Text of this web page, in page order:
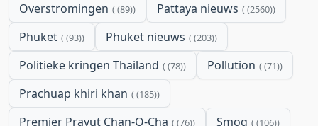
Overstromingen (89) Pattaya nieuws (2560)
Phuket (93) Phuket nieuws (203)
Politieke kringen Thailand (78) Pollution (71)
Prachuap khiri khan (185)
Premier Prayut Chan-O-Cha (76) Smog (106)